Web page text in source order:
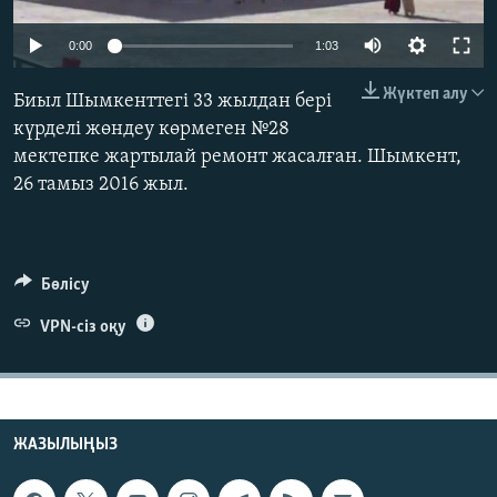
ЖАЗЫЛЫҢЫЗ
Басқа тілдерде
0:00 1:03
Жүктеп алу
Биыл Шымкенттегі 33 жылдан бері
күрделі жөндеу көрмеген №28
мектепке жартылай ремонт жасалған. Шымкент,
26 тамыз 2016 жыл.
Бөлісу
VPN-сіз оқу
ЖАЗЫЛЫҢЫЗ